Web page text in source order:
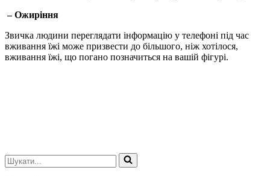
– Ожиріння
Звичка людини переглядати інформацію у телефоні під час
вживання їжі може призвести до більшого, ніж хотілося,
вживання їжі, що погано позначиться на вашій фігурі.
Шукати...